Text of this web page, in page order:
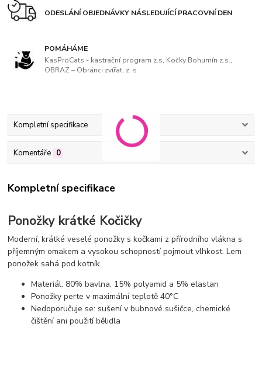
ODESLÁNÍ OBJEDNÁVKY NÁSLEDUJÍCÍ PRACOVNÍ DEN
POMÁHÁME
KasProCats - kastrační program z.s, Kočky Bohumín z.s.,
OBRAZ – Obránci zvířat, z. s
Kompletní specifikace
Komentáře 0
Kompletní specifikace
Ponožky krátké Kočičky
Moderní, krátké veselé ponožky s kočkami z přírodního vlákna s
příjemným omakem a vysokou schopností pojmout vlhkost. Lem
ponožek sahá pod kotník.
Materiál: 80% bavlna, 15% polyamid a 5% elastan
Ponožky perte v maximální teplotě 40°C
Nedoporučuje se: sušení v bubnové sušičce, chemické
čištění ani použití bělidla